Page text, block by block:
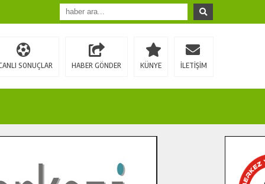
SONUÇLAR HABER GÖNDER KÜNYE İLETİŞİM